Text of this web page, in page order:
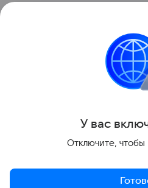
Sari продолжил движение
Турция суд
У вас
Отключите, чтобы